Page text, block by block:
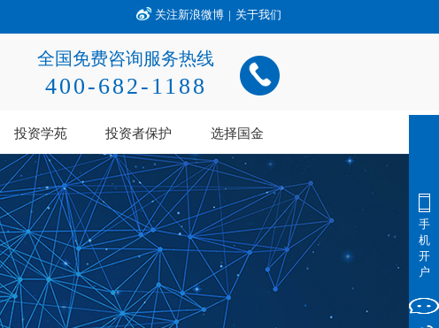
关注新浪微博 | 关于我们
全国免费咨询服务热线
400-682-1188
投资学苑 投资者保护 选择国金
手
机
开
户